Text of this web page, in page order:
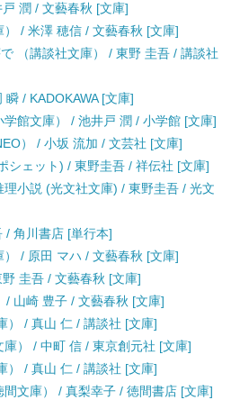
潤 / 文藝春秋 [文庫]
/ 米澤 穂信 / 文藝春秋 [文庫]
（講談社文庫） / 東野 圭吾 / 講談社
/ KADOKAWA [文庫]
館文庫） / 池井戸 潤 / 小学館 [文庫]
） / 小坂 流加 / 文芸社 [文庫]
シェット) / 東野圭吾 / 祥伝社 [文庫]
小説 (光文社文庫) / 東野圭吾 / 光文
/ 角川書店 [単行本]
/ 原田 マハ / 文藝春秋 [文庫]
圭吾 / 文藝春秋 [文庫]
/ 山崎 豊子 / 文藝春秋 [文庫]
） / 真山 仁 / 講談社 [文庫]
） / 中町 信 / 東京創元社 [文庫]
） / 真山 仁 / 講談社 [文庫]
文庫） / 真梨幸子 / 徳間書店 [文庫]